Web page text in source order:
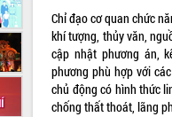
Chỉ đạo cơ quan chức
khí tượng, thủy văn,
cập nhật phương án,
phương phù hợp với
chủ động có hình thức
chống thất thoát, lãng